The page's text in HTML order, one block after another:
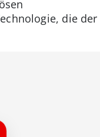
die der